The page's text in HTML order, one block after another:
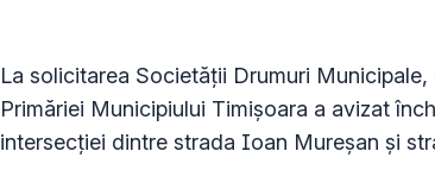
La solicitarea Societății Drumuri
Primăriei Municipiului Timișoara a avizat
intersecției dintre strada Ioan Mureșan și